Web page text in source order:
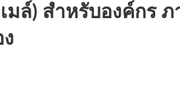
มล์) สำหรับองค์กร ภ